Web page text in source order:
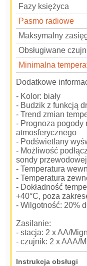
Fazy księżyca
Pasmo radiowe
Maksymalny
Obsługiwane
Minimalna
Dodatkowe
- Kolor: biały
- Budzik z funkcją
- Trend zmian
- Prognoza pogody
atmosferycznego
- Podświetlany
- Możliwość
sondy przewodowej
- Temperatura
- Temperatura
- Dokładność
+40°C, poza
- Wilgotność: 20%
Zasilanie:
- stacja: 2 x AA/
- czujnik: 2 x AAA/
Instrukcja obsługi